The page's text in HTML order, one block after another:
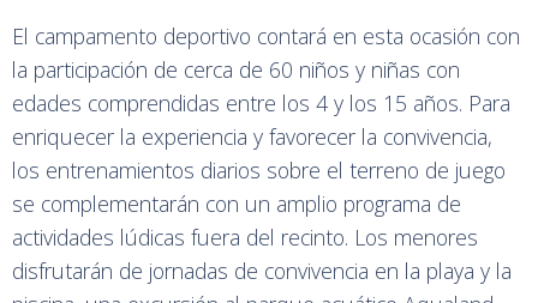
El campamento deportivo contará en esta ocasión con
la participación de cerca de 60 niños y niñas con
edades comprendidas entre los 4 y los 15 años. Para
enriquecer la experiencia y favorecer la convivencia,
los entrenamientos diarios sobre el terreno de juego
se complementarán con un amplio programa de
actividades lúdicas fuera del recinto. Los menores
disfrutarán de jornadas de convivencia en la playa y la